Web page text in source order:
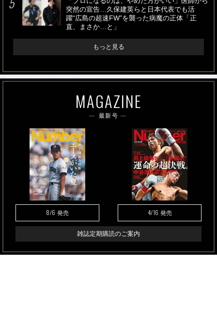
突然の宣告…久保建英らと日本代表でも活
躍“広島の超速FW”を襲った病魔の正体「正
直、まさか…と」
もっと見る
MAGAZINE
最新号
8/6 発売 4/16 発売
雑誌定期購読のご案内